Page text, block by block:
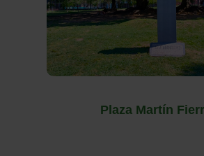
Plaza Martín